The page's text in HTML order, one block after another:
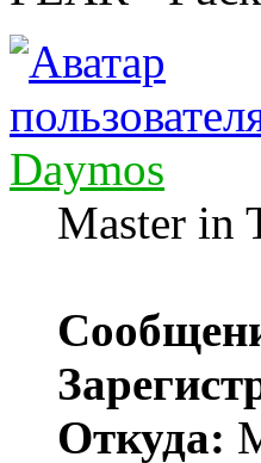
Daymos
Master in
Откуда: